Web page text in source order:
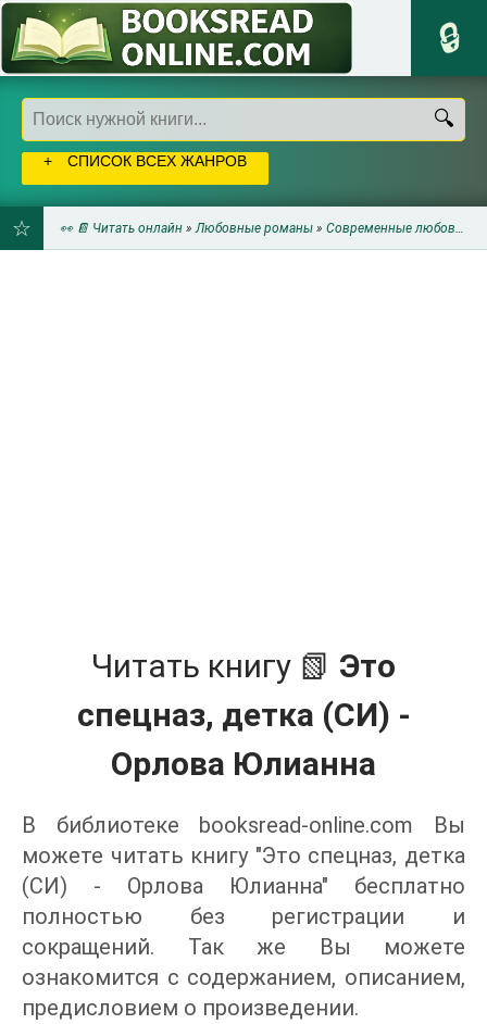
СПИСОК ВСЕХ ЖАНРОВ
👀 📔 Читать онлайн »Любовные романы » Современные любовные романы
Читать книгу 📗 Это
спецназ, детка (СИ) -
Орлова Юлианна
В библиотеке booksread-online.com Вы
можете читать книгу "Это спецназ, детка
(СИ) - Орлова Юлианна" бесплатно
полностью без регистрации и
сокращений. Так же Вы можете
ознакомится с содержанием, описанием,
предисловием о произведении.